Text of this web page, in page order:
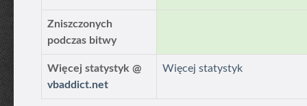
Zniszczonych
podczas bitwy
Więcej statystyk @
vbaddict.net
Więcej statystyk